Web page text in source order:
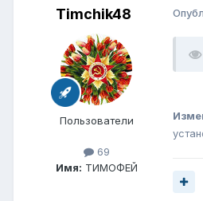
Timchik48
Пользователи
69
Имя: ТИМОФЕЙ